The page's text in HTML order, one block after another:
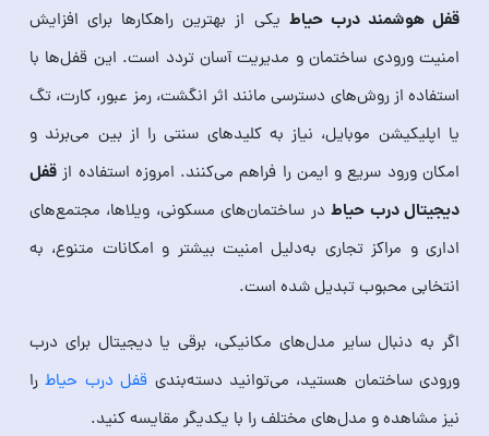
قفل هوشمند درب حیاط یکی از بهترین راهکارها برای افزایش
امنیت ورودی ساختمان و مدیریت آسان تردد است. این قفل‌ها با
استفاده از روش‌های دسترسی مانند اثر انگشت، رمز عبور، کارت، تگ
یا اپلیکیشن موبایل، نیاز به کلیدهای سنتی را از بین می‌برند و
امکان ورود سریع و ایمن را فراهم می‌کنند. امروزه استفاده از قفل
دیجیتال درب حیاطدر ساختمان‌های مسکونی، ویلاها، مجتمع‌های
اداری و مراکز تجاری به‌دلیل امنیت بیشتر و امکانات متنوع، به
انتخابی محبوب تبدیل شده است.
اگر به دنبال سایر مدل‌های مکانیکی، برقی یا دیجیتال برای درب
ورودی ساختمان هستید، می‌توانید دسته‌بندی قفل درب حیاطرا
نیز مشاهده و مدل‌های مختلف را با یکدیگر مقایسه کنید.